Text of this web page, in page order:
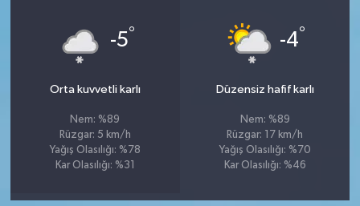
-5°
Orta kuvvetli karlı
Nem: %89
Rüzgar: 5 km/h
Yağış Olasılığı: %78
Kar Olasılığı: %31
-4°
Düzensiz hafif karlı
Nem: %89
Rüzgar: 17 km/h
Yağış Olasılığı: %70
Kar Olasılığı: %46